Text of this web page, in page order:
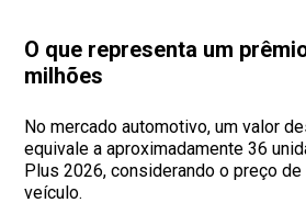
O que representa um
milhões
No mercado automotivo, um valor
equivale a aproximadamente 36
Plus 2026, considerando o preço
veículo.